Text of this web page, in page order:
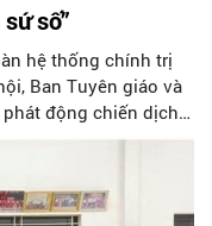
số”
hệ thống chính trị
Ban Tuyên giáo và
động chiến dịch
dân học vụ số”.
tốc thực hiện Nghị
khơi dậy tinh thần
số thấm sâu vào